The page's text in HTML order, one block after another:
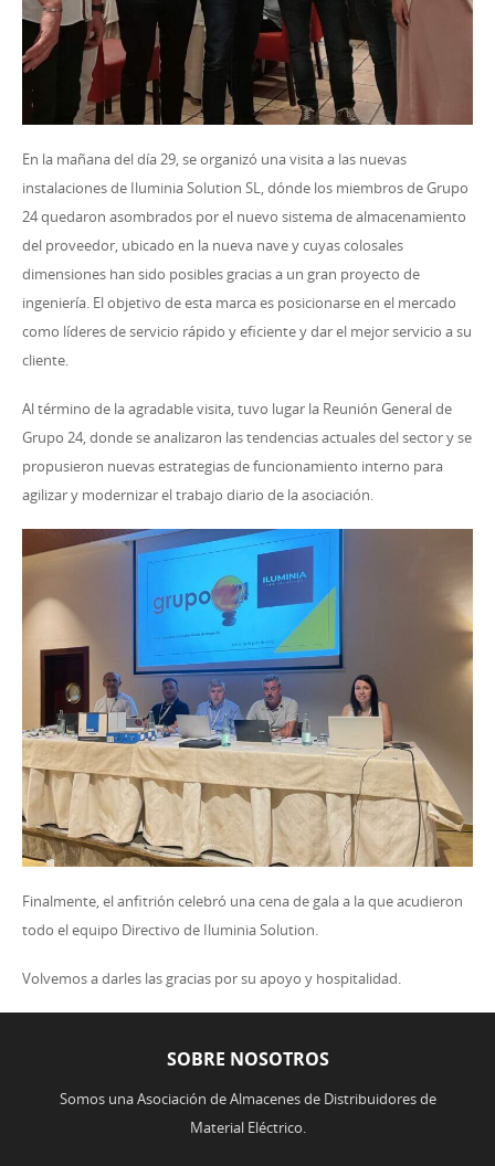
En la mañana del día 29, se organizó una visita a las nuevas
instalaciones de Iluminia Solution SL, dónde los miembros de Grupo
24 quedaron asombrados por el nuevo sistema de almacenamiento
del proveedor, ubicado en la nueva nave y cuyas colosales
dimensiones han sido posibles gracias a un gran proyecto de
ingeniería. El objetivo de esta marca es posicionarse en el mercado
como líderes de servicio rápido y eficiente y dar el mejor servicio a su
cliente.
Al término de la agradable visita, tuvo lugar la Reunión General de
Grupo 24, donde se analizaron las tendencias actuales del sector y se
propusieron nuevas estrategias de funcionamiento interno para
agilizar y modernizar el trabajo diario de la asociación.
Finalmente, el anfitrión celebró una cena de gala a la que acudieron
todo el equipo Directivo de Iluminia Solution.
Volvemos a darles las gracias por su apoyo y hospitalidad.
SOBRE NOSOTROS
Somos una Asociación de Almacenes de Distribuidores de
Material Eléctrico.